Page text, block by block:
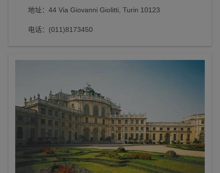
地址：44 Via Giovanni Giolitti, Turin 10123
电话：(011)8173450